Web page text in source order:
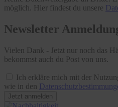
möglich. Hier findest du unsere
Newsletter
Vielen Dank - Jetzt nur noch das
bekommst auch du Post von uns.
Ich erkläre mich mit der
wie in den
Jetzt anmelden